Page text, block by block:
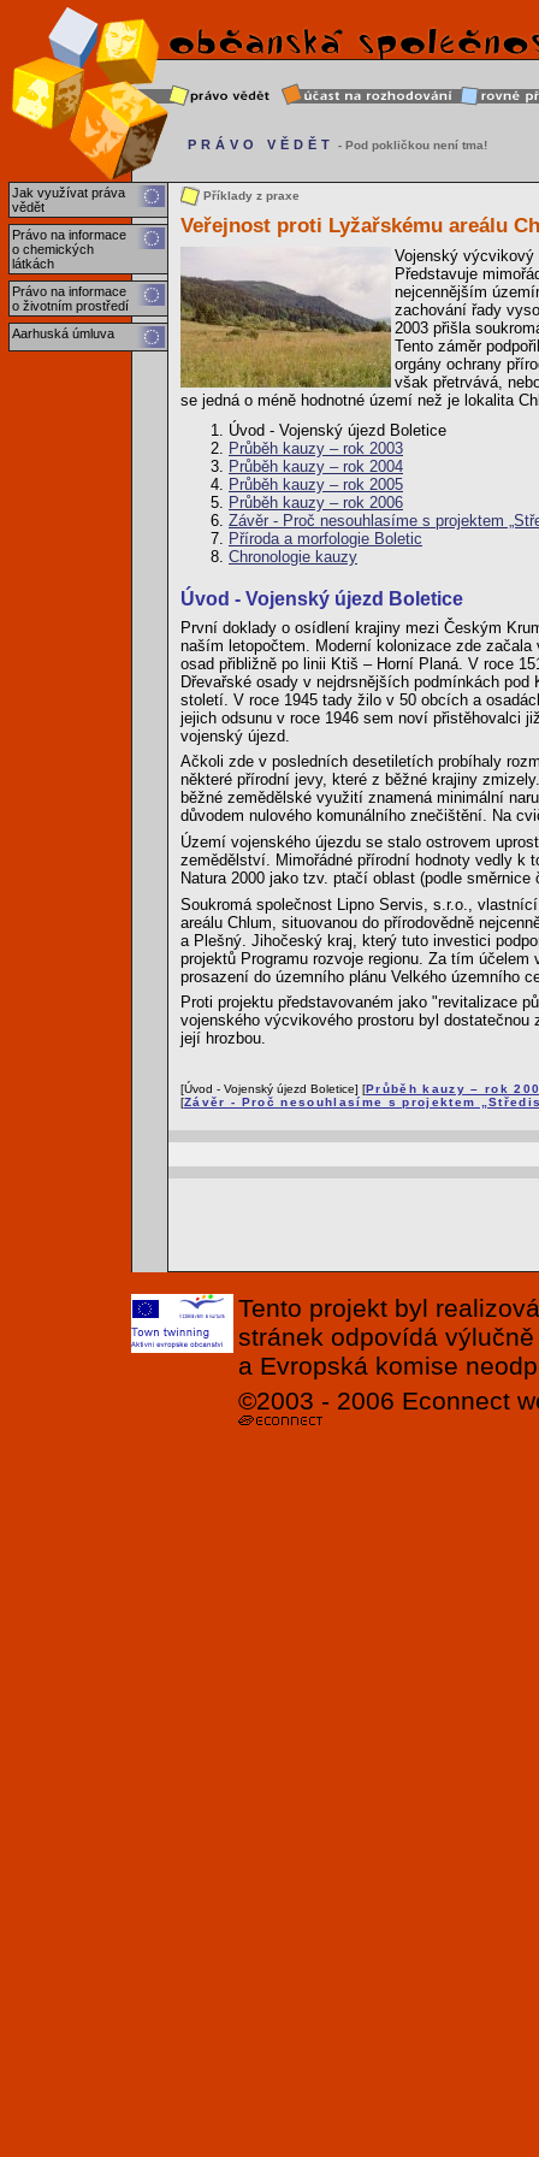
Jak využívat práva
vědět
Právo na informace
o chemických
látkách
Právo na informace
o životním prostředí
Aarhuská úmluva
PRÁVO VĚDĚT - Pod pokličkou není tma!
Příklady z praxe
Veřejnost proti Lyžařskému areálu
Vojenský výcvikový
Představuje
nejcennějším
zachování řady
2003 přišla
Tento záměr
orgány ochrany
však přetrvává,
se jedná o méně hodnotné území než je lokalita
Úvod - Vojenský újezd Boletice
Průběh kauzy – rok 2003
Průběh kauzy – rok 2004
Průběh kauzy – rok 2005
Průběh kauzy – rok 2006
Závěr - Proč nesouhlasíme s projektem
Příroda a morfologie Boletic
Chronologie kauzy
Úvod - Vojenský újezd Boletice
První doklady o osídlení krajiny mezi Českým
naším letopočtem. Moderní kolonizace zde
osad přibližně po linii Ktiš – Horní Planá. V roce
Dřevařské osady v nejdrsnějších podmínkách
století. V roce 1945 tady žilo v 50 obcích a
jejich odsunu v roce 1946 sem noví přistěhovalci
vojenský újezd.
Ačkoli zde v posledních desetiletích probíhaly
některé přírodní jevy, které z běžné krajiny
běžné zemědělské využití znamená minimální
důvodem nulového komunálního znečištění. Na
Území vojenského újezdu se stalo ostrovem
zemědělství. Mimořádné přírodní hodnoty vedly k
Natura 2000 jako tzv. ptačí oblast (podle
Soukromá společnost Lipno Servis, s.r.o.,
areálu Chlum, situovanou do přírodovědně
a Plešný. Jihočeský kraj, který tuto investici
projektů Programu rozvoje regionu. Za tím
prosazení do územního plánu Velkého územního
Proti projektu představovaném jako "revitalizace
vojenského výcvikového prostoru byl
její hrozbou.
[Úvod - Vojenský újezd Boletice] [Průběh kauzy – rok
[Závěr - Proč nesouhlasíme s projektem
Tento projekt byl
stránek odpovídá
a Evropská komise
©2003 - 2006 Econnect